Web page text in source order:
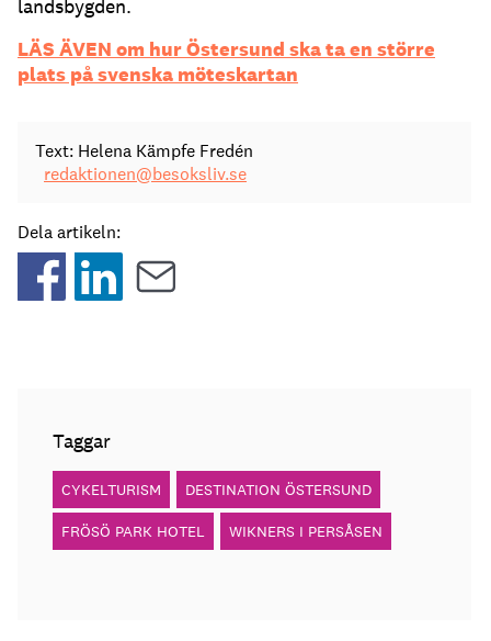
landsbygden.
LÄS ÄVEN om hur Östersund ska ta en större
plats på svenska möteskartan
Text: Helena Kämpfe Fredén
redaktionen@besoksliv.se
Dela artikeln:
Taggar
CYKELTURISM DESTINATION ÖSTERSUND
FRÖSÖ PARK HOTEL WIKNERS I PERSÅSEN